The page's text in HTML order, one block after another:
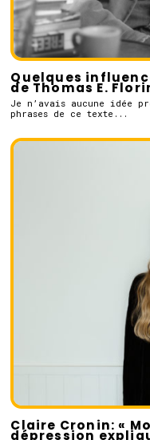
Quelques
de Thomas E.
Je n’avais aucune idée
phrases de ce texte...
Claire Cronin: «
dépression